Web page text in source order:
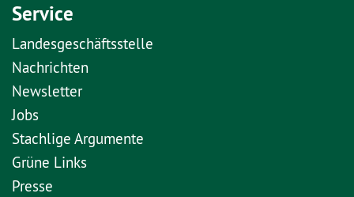
Service
Landesgeschäftsstelle
Nachrichten
Newsletter
Jobs
Stachlige Argumente
Grüne Links
Presse